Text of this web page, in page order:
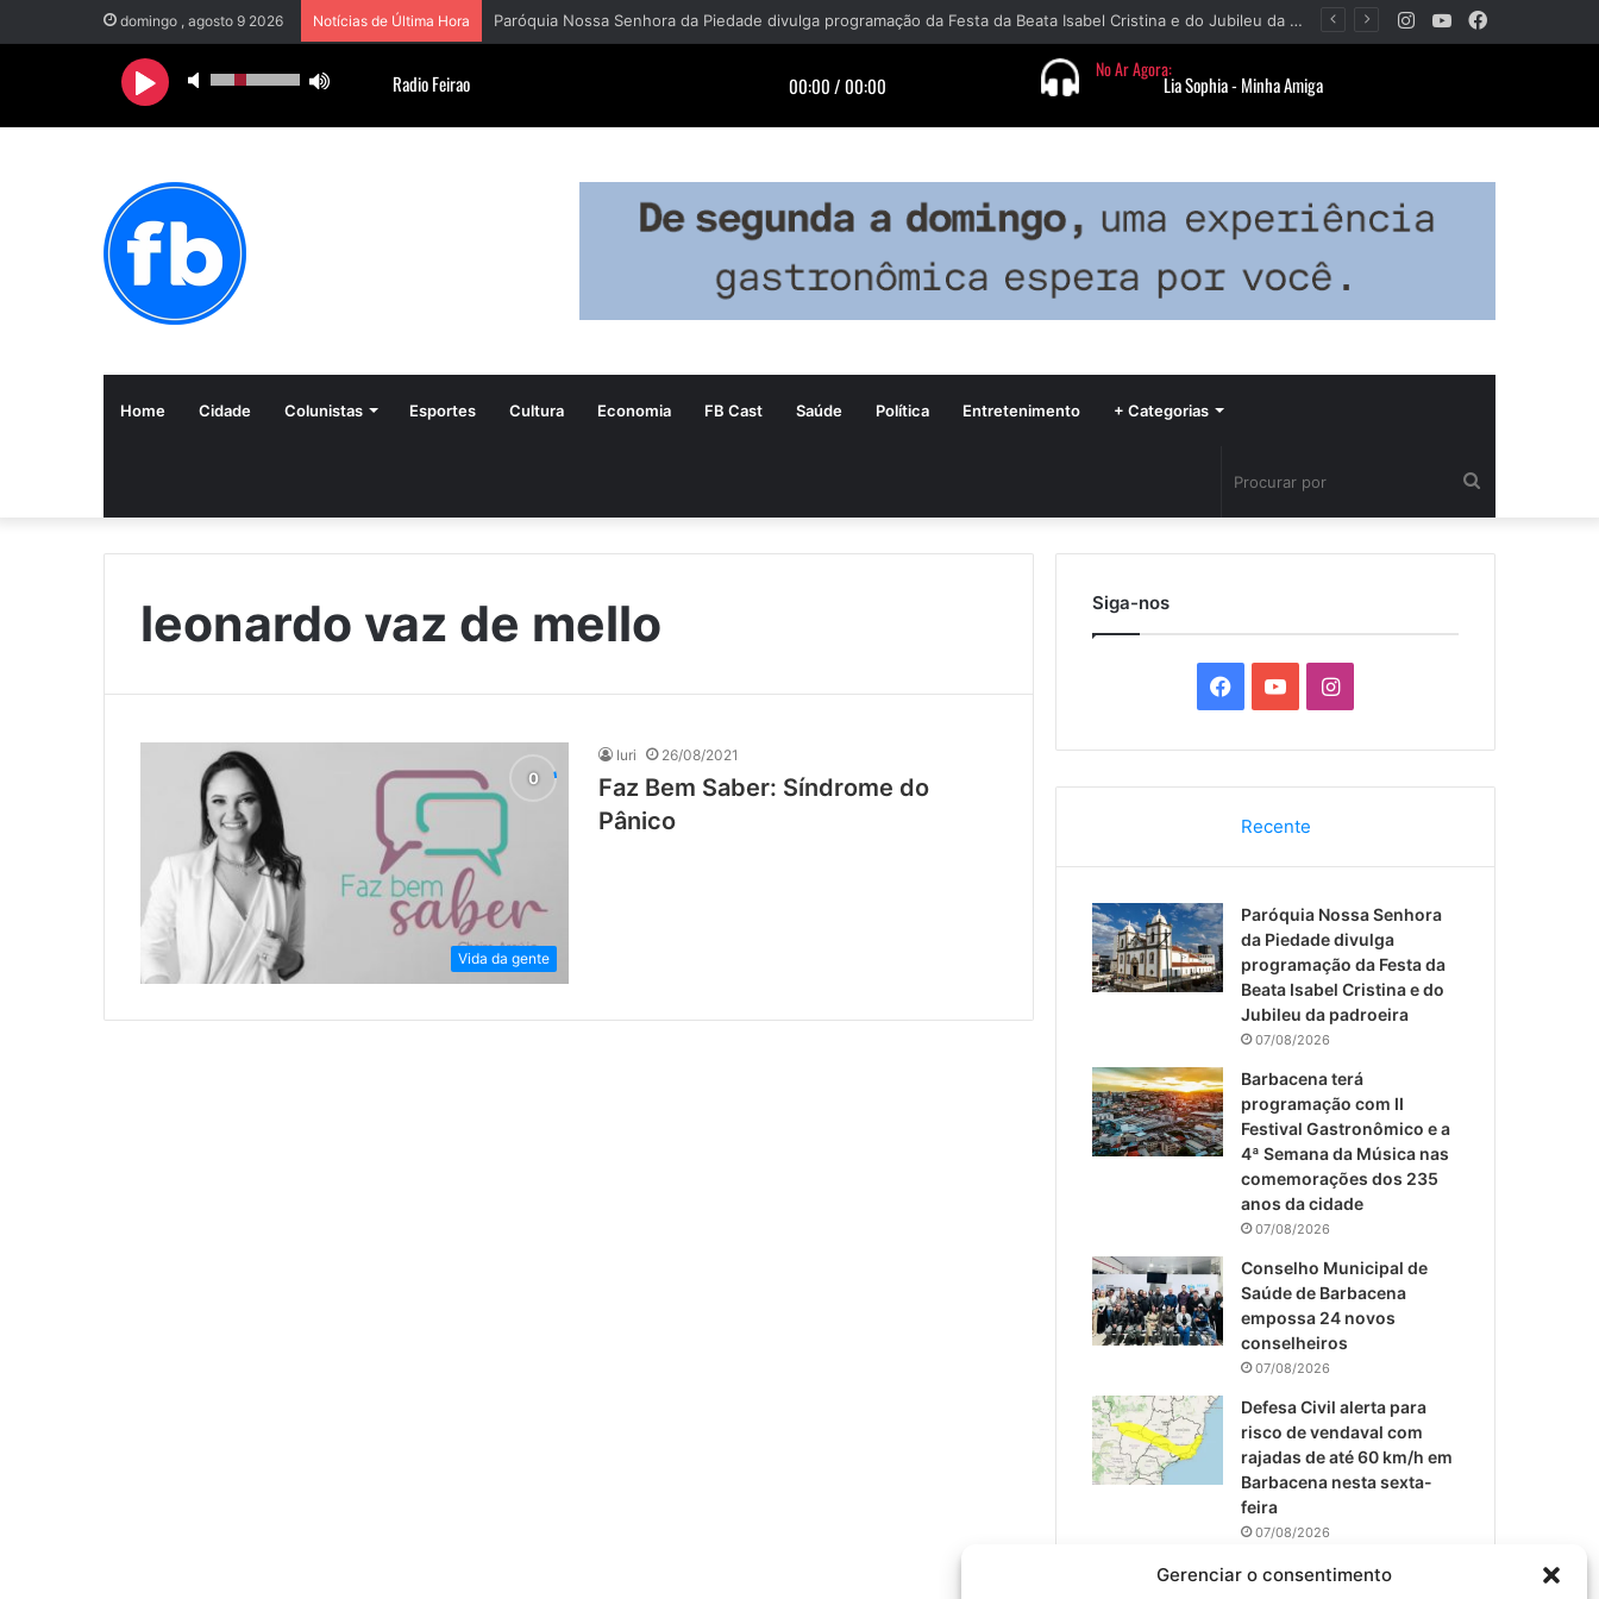
Gerenciar o consentimento
domingo , agosto 9 2026 Notícias de Última Hora Paróquia Nossa Senhora da Piedade divulga programação da Festa da Beata Isabel Cristina e do Jubileu da padroeira YouTube
Instagram
Home Cidade Colunistas Esportes Cultura Economia FB Cast Saúde Política Entretenimento + Categorias
por
leonardo vaz de mello
Vida da gente
Iuri 26/08/2021
Faz Bem Saber: Síndrome do
Pânico
Siga-nos
c
e
b
o
o
k
u
T
u
b
e
I
s
a
g
r
a
Recente
Paróquia Nossa Senhora
da Piedade divulga
programação da Festa da
Beata Isabel Cristina e do
Jubileu da padroeira
07/08/2026
Barbacena terá
programação com II
Festival Gastronômico e a
4ª Semana da Música nas
comemorações dos 235
anos da cidade
07/08/2026
Conselho Municipal de
Saúde de Barbacena
empossa 24 novos
conselheiros
07/08/2026
Defesa Civil alerta para
risco de vendaval com
rajadas de até 60 km/h em
Barbacena nesta sexta-
feira
07/08/2026
EPCAR tem a melhor nota